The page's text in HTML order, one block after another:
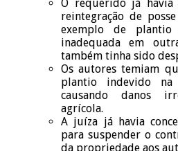
O requerido já havia
reintegração de
exemplo de
inadequada em
também tinha sido
Os autores temiam
plantio indevido na
causando danos
agrícola.
A juíza já havia
para suspender o
da propriedade aos